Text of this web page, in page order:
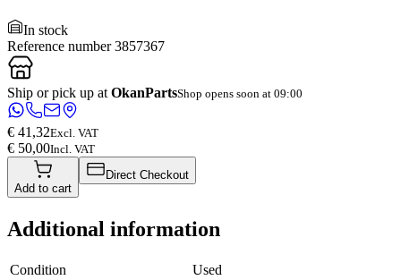
In stock
Reference number 3857367
Ship or pick up at OkanPartsShop opens soon at 09:00
€ 41,32Excl. VAT
€ 50,00Incl. VAT
Add to cart
Direct Checkout
Additional information
Condition
Used